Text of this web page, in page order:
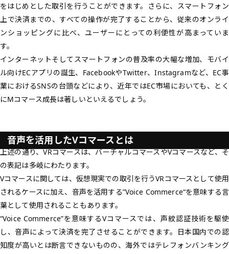
をはじめとした取引を行うことができます。さらに、スマートフォン
上で決済までの、すべての操作が完了することから、従来のオンライ
ンショッピングに比べ、ユーザーにとっての利便性が高まっていま
す。
インターネットそしてスマートフォンの普及率の大幅な増加、モバイ
ル向けECアプリの誕生、FacebookやTwitter、Instagramなど、EC事
業におけるSNSの台頭などにより、近年ではEC市場においても、とく
にMコマース成長は著しいといえるでしょう。
音声を活用したVコマースとは
上述の通り、VRコマースは、バーチャルコマースやVコマースなど、そ
の表記は多岐にわたります。
Vコマースに関しては、仮想現実での取引を行うVRコマースとして使用
されるケースに加え、音声を活用する”Voice Commerce“を意味する言
葉として使用されることもあります。
“Voice Commerce”を意味するVコマースでは、 声紋認証技術を駆使
し、音声によって決済を完了させることができます。日本国内での認
知度が高いとは断言できないものの、海外ではテレフォンバンキング